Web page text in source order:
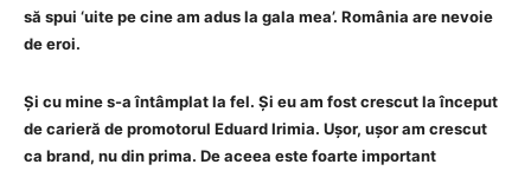
să spui ‘uite pe cine am adus la gala mea’. România are nevoie
de eroi.
Și cu mine s-a întâmplat la fel. Și eu am fost crescut la început
de carieră de promotorul Eduard Irimia. Ușor, ușor am crescut
ca brand, nu din prima. De aceea este foarte important